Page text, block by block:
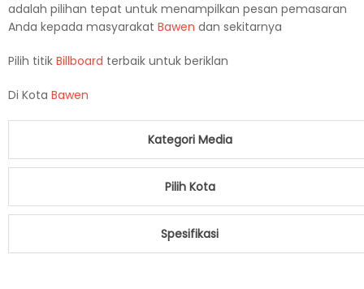
adalah pilihan tepat untuk menampilkan pesan pemasaran
Anda kepada masyarakat Bawen dan sekitarnya
Pilih titik Billboard terbaik untuk beriklan
Di Kota Bawen
Kategori Media
Pilih Kota
Spesifikasi